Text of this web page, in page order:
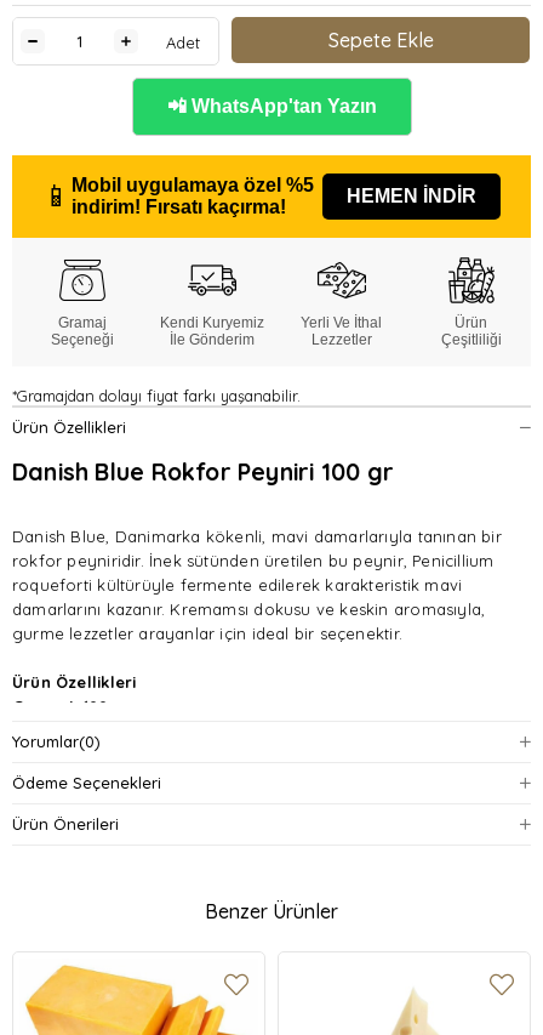
Adet
📲 WhatsApp'tan Yazın
📱 Mobil uygulamaya özel %5
indirim! Fırsatı kaçırma!
HEMEN İNDİR
Gramaj
Seçeneği
Kendi Kuryemiz
İle Gönderim
Yerli Ve İthal
Lezzetler
Ürün
Çeşitliliği
*Gramajdan dolayı fiyat farkı yaşanabilir.
Ürün Özellikleri
Danish Blue Rokfor Peyniri 100 gr
Danish Blue, Danimarka kökenli, mavi damarlarıyla tanınan bir
rokfor peyniridir. İnek sütünden üretilen bu peynir, Penicillium
roqueforti kültürüyle fermente edilerek karakteristik mavi
damarlarını kazanır. Kremamsı dokusu ve keskin aromasıyla,
gurme lezzetler arayanlar için ideal bir seçenektir.
Ürün Özellikleri
Gramaj: 100 gram
İnek sütü, laktik asit kültürü, tuz, peynir mayası, Penicillium
roqueforti kültürü
Menşei:Danimarka
Keskin, tuzlu, kremamsı
Kullanım Alanları:
Kahvaltılar, sandviçler, salatalar, soslar, et
yemekleri
Yorumlar(0)
Ödeme Seçenekleri
Ürün Önerileri
Benzer Ürünler